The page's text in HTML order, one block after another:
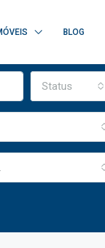
BLOG
Status